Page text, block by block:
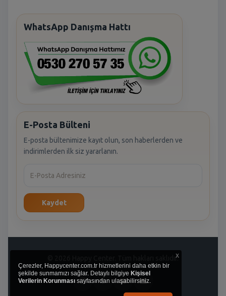
WhatsApp Danışma Hattı
E-Posta Bülteni
E-posta bültenimize kayıt olun, son haberlerden ve
indirimlerden ilk siz yararlanın.
Kaydet
© 2026 Happy Center. Tüm hakları saklıdır.
x
Çerezler, Happycenter.com.tr hizmetlerini daha etkin bir
şekilde sunmamızı sağlar. Detaylı bilgiye Kişisel
Verilerin Korunması sayfasından ulaşabilirsiniz.